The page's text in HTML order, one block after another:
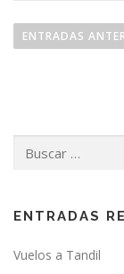
ENTRADAS
ENTRADAS
Vuelos a Tandil